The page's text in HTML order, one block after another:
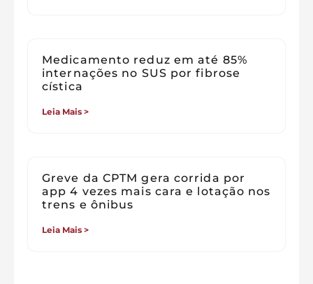
Medicamento reduz em até 85%
internações no SUS por fibrose
cística
Leia Mais >
Greve da CPTM gera corrida por
app 4 vezes mais cara e lotação nos
trens e ônibus
Leia Mais >